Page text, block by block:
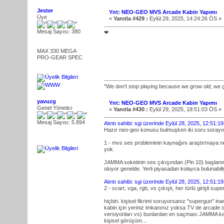
Jester
Üye
Mesaj Sayısı: 380
MAX 330 MEGA
PRO-GEAR SPEC
Ynt: NEO-GEO MVS Arcade Kabin Yapımı
« Yanıtla #429 : Eylül 29, 2025, 14:24:26 ÖS »
❤
"We don't stop playing because we grow old; we
yavuzg
Genel Yönetici
Mesaj Sayısı: 5.894
Ynt: NEO-GEO MVS Arcade Kabin Yapımı
« Yanıtla #430 : Eylül 29, 2025, 18:51:03 ÖS »
Alıntı sahibi: sgi üzerinde Eylül 28, 2025,
Hazır neo-geo konusu bulmuşken iki soru
1 - mvs ses probleminin kaynağını araştırmaya
yok.
JAMMA soketinin ses çıkışından (Pin 10)
oluyor genelde. Yerli piyasadan kolayca
Alıntı sahibi: sgi üzerinde Eylül 28, 2025,
2 - scart, vga, rgb, vs çıkışlı, her türlü girişli
hiçbiri. kişisel fikrimi soruyorsanız "supergun"
kabin için yeriniz imkanınız yoksa TV de arcade
versiyonları vs) bunlardan en saçması JAMMA
kişisel görüşüm...